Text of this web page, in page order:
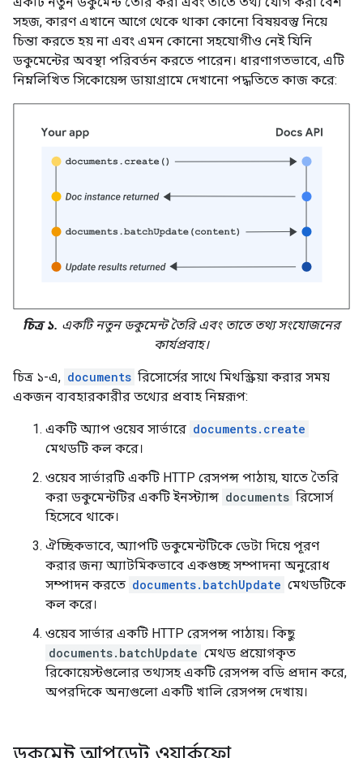
সহজ, কারণ এখানে আগে থেকে থাকা কোনো বিষয়বস্তু নিয়ে
চিন্তা করতে হয় না এবং এমন কোনো সহযোগীও নেই যিনি
ডকুমেন্টের অবস্থা পরিবর্তন করতে পারেন। ধারণাগতভাবে, এটি
নিম্নলিখিত সিকোয়েন্স ডায়াগ্রামে দেখানো পদ্ধতিতে কাজ করে:
চিত্র ১. একটি নতুন ডকুমেন্ট তৈরি এবং তাতে তথ্য সংযোজনের
কার্যপ্রবাহ।
চিত্র ১-এ, documents রিসোর্সের সাথে মিথস্ক্রিয়া করার সময়
একজন ব্যবহারকারীর তথ্যের প্রবাহ নিম্নরূপ:
একটি অ্যাপ ওয়েব সার্ভারে documents.create
মেথডটি কল করে।
ওয়েব সার্ভারটি একটি HTTP রেসপন্স পাঠায়, যাতে তৈরি
করা ডকুমেন্টটির একটি ইনস্ট্যান্স documents রিসোর্স
হিসেবে থাকে।
ঐচ্ছিকভাবে, অ্যাপটি ডকুমেন্টটিকে ডেটা দিয়ে পূরণ
করার জন্য অ্যাটমিকভাবে একগুচ্ছ সম্পাদনা অনুরোধ
সম্পাদন করতে documents.batchUpdate মেথডটিকে
কল করে।
ওয়েব সার্ভার একটি HTTP রেসপন্স পাঠায়। কিছু
documents.batchUpdate মেথড প্রয়োগকৃত
রিকোয়েস্টগুলোর তথ্যসহ একটি রেসপন্স বডি প্রদান করে,
অপরদিকে অন্যগুলো একটি খালি রেসপন্স দেখায়।